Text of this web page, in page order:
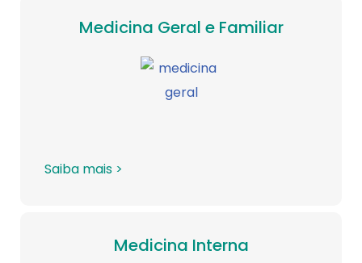
Medicina Geral e Familiar
Saiba mais >
Medicina Interna